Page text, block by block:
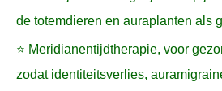
de totemdieren en auraplanten als
⭐ Meridianentijdtherapie, voor
zodat identiteitsverlies,